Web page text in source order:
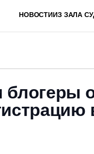
НОВОСТИИЗ ЗАЛА